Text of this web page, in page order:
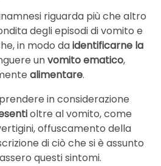
riguarda più che altro
degli episodi di vomito e
in modo daidentificarne la
unvomito ematico,
alimentare.
in considerazione
oltre al vomito, come
offuscamento della
di ciò che si è assunto
questi sintomi.